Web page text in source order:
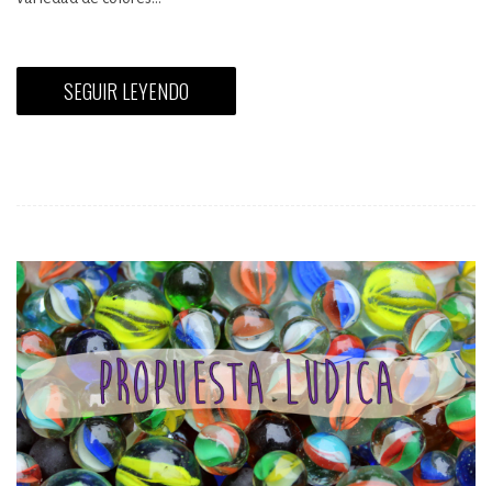
SEGUIR LEYENDO